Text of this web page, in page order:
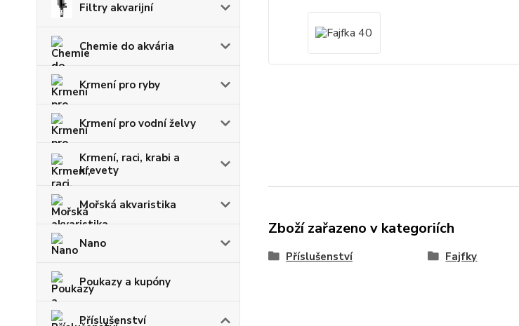
Filtry akvarijní
Chemie do akvária
Krmení pro ryby
Krmení pro vodní želvy
Krmení, raci, krabi a
krevety
Mořská akvaristika
Nano
Poukazy a kupóny
Příslušenství
Zboží zařazeno v kategoriích
Příslušenství Fajfky